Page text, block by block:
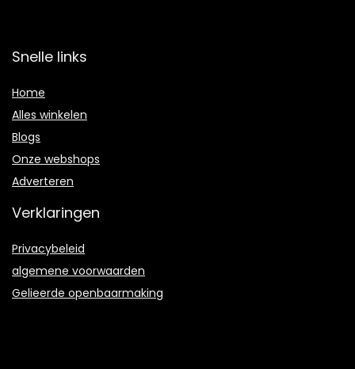
Snelle links
Home
Alles winkelen
Blogs
Onze webshops
Adverteren
Verklaringen
Privacybeleid
algemene voorwaarden
Gelieerde openbaarmaking